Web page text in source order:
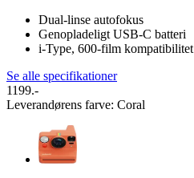
Dual-linse autofokus
Genopladeligt USB-C batteri
i-Type, 600-film kompatibilitet
Se alle specifikationer
1199.-
Leverandørens farve: Coral